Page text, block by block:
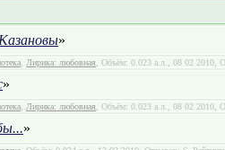
»
, Лирика: любовная, Объём: 0.023 а.л., 08 02 2010,
»
, Лирика: любовная, Объём: 0.023 а.л., 08 02 2010,
»